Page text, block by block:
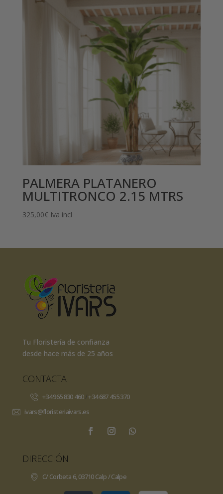
hasta
3.395,00€
PALMERA PLATANERO
MULTITRONCO 2.15 MTRS
325,00€ Iva incl
Tu Floristería de confianza
desde hace más de 25 años
CONTACTA
+34 965 830 460/+34 687 455 370
ivars@floristeriaivars.es
DIRECCIÓN
C/ Corbeta 6, 03710 Calp / Calpe